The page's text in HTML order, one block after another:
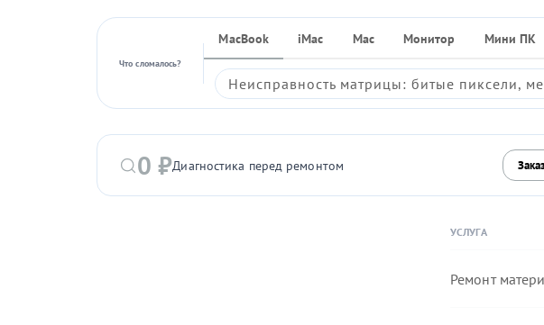
Что сломалось?
MacBook iMac Mac Монитор Мини ПК
Неисправность матрицы: битые пиксели,
0 ₽Диагностика перед ремонтом
УСЛУГА
Ремонт